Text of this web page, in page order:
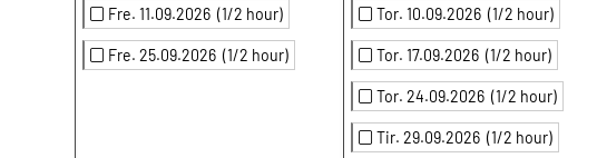
Fre. 11.09.2026 (1/2 hour)
Fre. 25.09.2026 (1/2 hour)
Tor. 10.09.2026 (1/2 hour)
Tor. 17.09.2026 (1/2 hour)
Tor. 24.09.2026 (1/2 hour)
Tir. 29.09.2026 (1/2 hour)